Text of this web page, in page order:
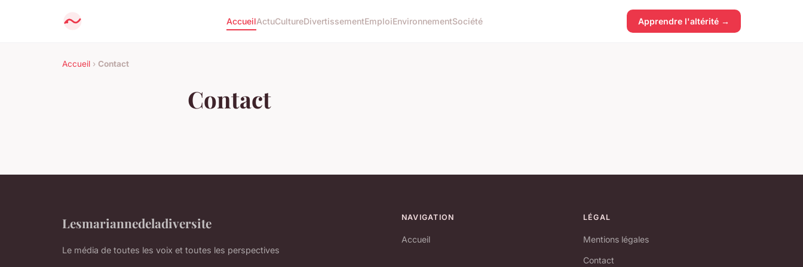
AccueilActuCultureDivertissementEmploiEnvironnementSociété Apprendre l'altérité →
Accueil › Contact
Contact
Lesmariannedeladiversite
Le média de toutes les voix et toutes les perspectives
NAVIGATION
Accueil
LÉGAL
Mentions légales
Contact